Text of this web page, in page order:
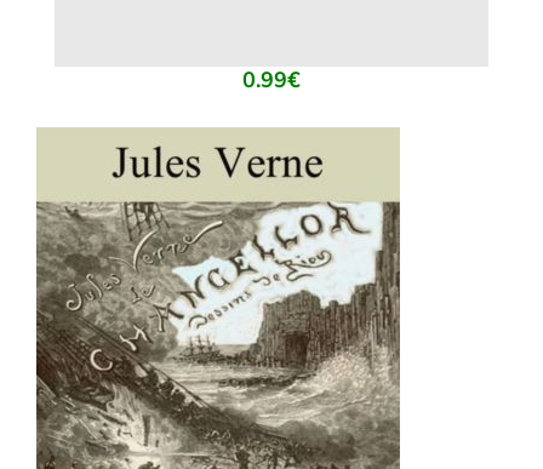
0.99€
AJOUTER AU PANIER / DÉTAILS